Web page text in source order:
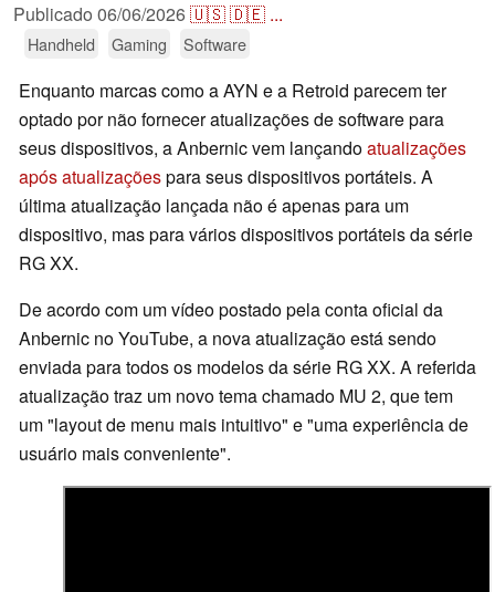
Publicado 06/06/2026🇺🇸🇩🇪 ...
Handheld Gaming Software
Enquanto marcas como a AYN e a Retroid parecem ter
optado por não fornecer atualizações de software para
seus dispositivos, a Anbernic vem lançandoatualizações
após atualizaçõespara seus dispositivos portáteis. A
última atualização lançada não é apenas para um
dispositivo, mas para vários dispositivos portáteis da série
RG XX.
De acordo com um vídeo postado pela conta oficial da
Anbernic no YouTube, a nova atualização está sendo
enviada para todos os modelos da série RG XX. A referida
atualização traz um novo tema chamado MU 2, que tem
um "layout de menu mais intuitivo" e "uma experiência de
usuário mais conveniente".